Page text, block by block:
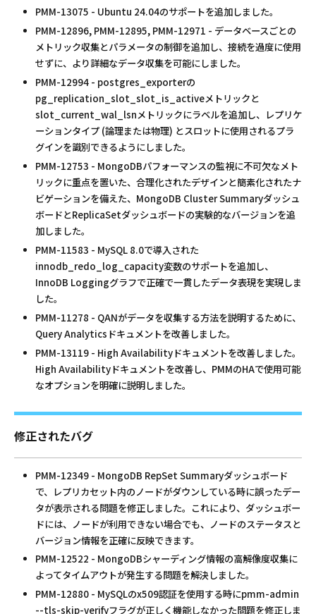
PMM-13075 - Ubuntu 24.04のサポートを追加しました。
PMM-12896, PMM-12895, PMM-12971 - データベースごとの
メトリック収集とパラメータの制御を追加し、接続を過度に使用
せずに、より詳細なデータ収集を可能にしました。
PMM-12994 - postgres_exporterの
pg_replication_slot_slot_is_activeメトリックと
slot_current_wal_lsnメトリックにラベルを追加し、レプリケ
ーションタイプ (論理または物理) とスロットに使用されるプラ
グインを識別できるようにしました。
PMM-12753 - MongoDBパフォーマンスの監視に不可欠なメト
リックに重点を置いた、合理化されたデザインと簡素化されたナ
ビゲーションを備えた、MongoDB Cluster Summaryダッシュ
ボードとReplicaSetダッシュボードの実験的なバージョンを追
加しました。
PMM-11583 - MySQL 8.0で導入された
innodb_redo_log_capacity変数のサポートを追加し、
InnoDB Loggingグラフで正確で一貫したデータ表現を実現しま
した。
PMM-11278 - QANがデータを収集する方法を説明するために、
Query Analyticsドキュメントを改善しました。
PMM-13119 - High Availabilityドキュメントを改善しました。
High Availabilityドキュメントを改善し、PMMのHAで使用可能
なオプションを明確に説明しました。
修正されたバグ
PMM-12349 - MongoDB RepSet Summaryダッシュボード
で、レプリカセット内のノードがダウンしている時に誤ったデー
タが表示される問題を修正しました。これにより、ダッシュボー
ドには、ノードが利用できない場合でも、ノードのステータスと
バージョン情報を正確に反映できます。
PMM-12522 - MongoDBシャーディング情報の高解像度収集に
よってタイムアウトが発生する問題を解決しました。
PMM-12880 - MySQLのx509認証を使用する時にpmm-admin
--tls-skip-verifyフラグが正しく機能しなかった問題を修正しま